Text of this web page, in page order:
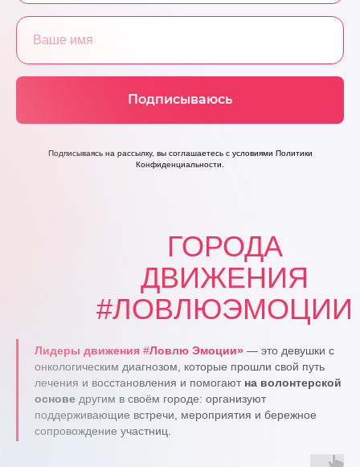
Подписываюсь
Подписываясь на рассылку, вы соглашаетесь с условиями Политики
Конфиденциальности.
ГОРОДА
ДВИЖЕНИЯ
#ЛОВЛЮЭМОЦИИ
Лидеры движения #Ловлю Эмоции» — это девушки с
онкологическим диагнозом, которые прошли свой путь
лечения и восстановления и помогают на волонтерской
основе другим в своём городе: организуют
поддерживающие встречи, мероприятия и бережное
сопровождение участниц.